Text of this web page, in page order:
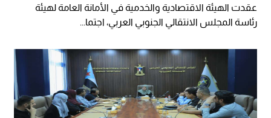
عقدت الهيئة الاقتصادية والخدمية في الأمانة العامة لهيئة
رئاسة المجلس الانتقالي الجنوبي العربي، اجتما...